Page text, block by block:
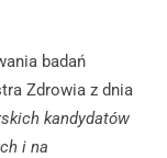
badań
Zdrowia z dnia
kandydatów
i na